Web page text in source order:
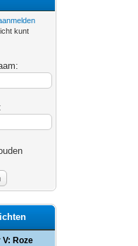
kunt
V: Roze